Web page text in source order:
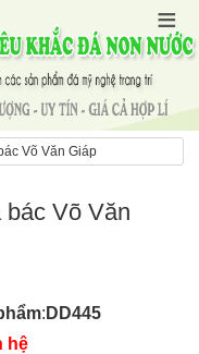
Võ Văn Giáp
Võ Văn
: DD445
hệ